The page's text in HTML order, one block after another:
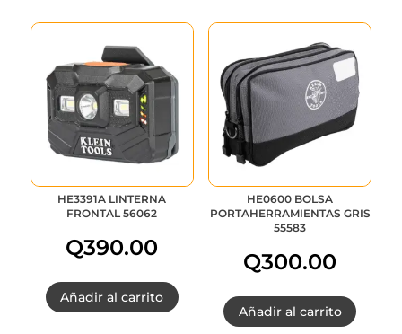
HE3391A LINTERNA
FRONTAL 56062
Q390.00
Añadir al carrito
HE0600 BOLSA
PORTAHERRAMIENTAS GRIS
55583
Q300.00
Añadir al carrito